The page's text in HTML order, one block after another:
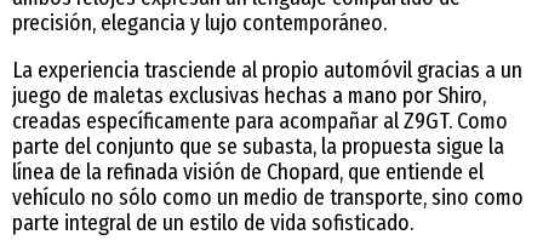
precisión, elegancia y lujo contemporáneo.
La experiencia trasciende al propio automóvil gracias a un
juego de maletas exclusivas hechas a mano por Shiro,
creadas específicamente para acompañar al Z9GT. Como
parte del conjunto que se subasta, la propuesta sigue la
línea de la refinada visión de Chopard, que entiende el
vehículo no sólo como un medio de transporte, sino como
parte integral de un estilo de vida sofisticado.